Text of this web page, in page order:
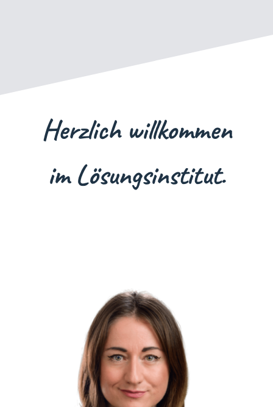
Herzlich willkommen
im Lösungsinstitut.